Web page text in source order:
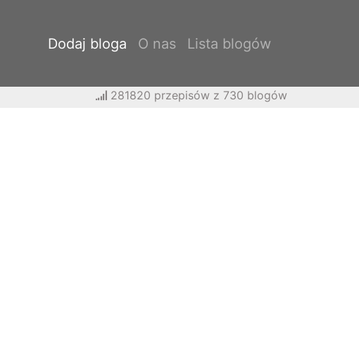
Dodaj bloga O nas Lista blogów
281820 przepisów z 730 blogów